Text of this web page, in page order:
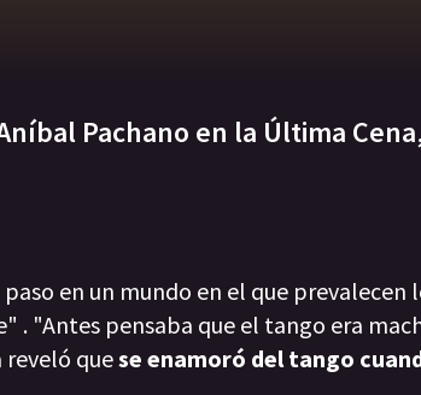
Pachano en la Última
en un mundo en el que prevalecen
. "Antes pensaba que el tango era
reveló quese enamoró del tango